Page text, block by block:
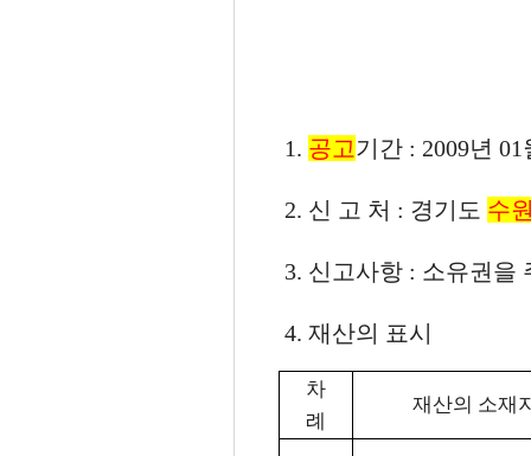
1. 공고기간 : 2009년
2. 신 고 처 : 경기도 수
3. 신고사항 : 소유권을
4. 재산의 표시
차
례
재산의 소재